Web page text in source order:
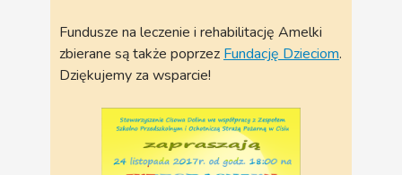
Fundusze na leczenie i rehabilitację Amelki
zbierane są także poprzez Fundację Dzieciom.
Dziękujemy za wsparcie!